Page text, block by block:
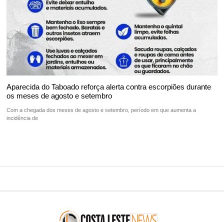
Aparecida do Taboado reforça alerta contra escorpiões durante
os meses de agosto e setembro
Com a chegada dos meses de agosto e setembro, período em que aumenta a
incidência de